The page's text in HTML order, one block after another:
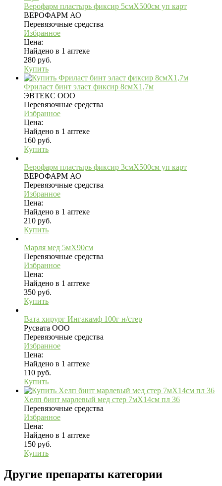
Верофарм пластырь фиксир 5смX500см уп карт
ВЕРОФАРМ АО
Перевязочные средства
Избранное
Цена:
Найдено в 1 аптеке
280 руб.
Купить
Фриласт бинт эласт фиксир 8смX1,7м
ЭВТЕКС ООО
Перевязочные средства
Избранное
Цена:
Найдено в 1 аптеке
160 руб.
Купить
Верофарм пластырь фиксир 3смX500см уп карт
ВЕРОФАРМ АО
Перевязочные средства
Избранное
Цена:
Найдено в 1 аптеке
210 руб.
Купить
Марля мед 5мX90см
Перевязочные средства
Избранное
Цена:
Найдено в 1 аптеке
350 руб.
Купить
Вата хирург Ингакамф 100г н/стер
Русвата ООО
Перевязочные средства
Избранное
Цена:
Найдено в 1 аптеке
110 руб.
Купить
Хелп бинт марлевый мед стер 7мX14см пл 36
Перевязочные средства
Избранное
Цена:
Найдено в 1 аптеке
150 руб.
Купить
Другие препараты категории